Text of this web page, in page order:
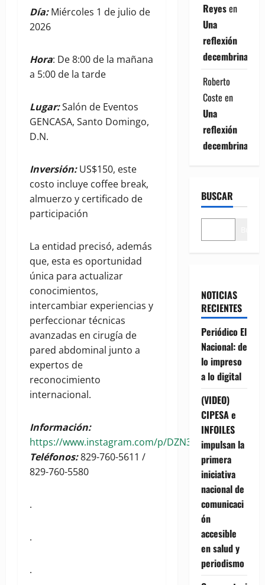
Día:Miércoles 1 de julio de
2026
Hora: De 8:00 de la mañana
a 5:00 de la tarde
Lugar:Salón de Eventos
GENCASA, Santo Domingo,
D.N.
Inversión:US$150, este
costo incluye coffee break,
almuerzo y certificado de
participación
La entidad precisó, además
que, esta es oportunidad
única para actualizar
conocimientos,
intercambiar experiencias y
perfeccionar técnicas
avanzadas en cirugía de
pared abdominal junto a
expertos de
reconocimiento
internacional.
Información:
https://www.instagram.com/p/DZN3SuNvuNN/
Teléfonos:829-760-5611 /
829-760-5580
.
.
.
Reyesen
Una
reflexión
decembrina
Roberto
Coste en
Una
reflexión
decembrina
BUSCAR
NOTICIAS
RECIENTES
Periódico El
Nacional: de
lo impreso
a lo digital
(VIDEO)
CIPESA e
INFOILES
impulsan la
primera
iniciativa
nacional de
comunicaci
ón
accesible
en salud y
periodismo